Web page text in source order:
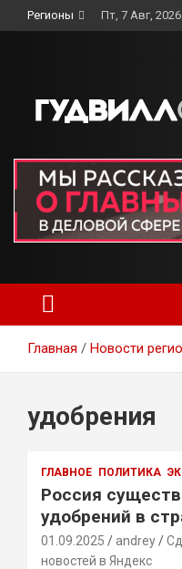
to
Регионы Пт, 7 Авг, 2026
Главная Новости
удобрения
ГЛАВНОЕ ПОЛИТИКА
Россия
удобрений в
01.09.2025 andrey
новостей в Яндекс